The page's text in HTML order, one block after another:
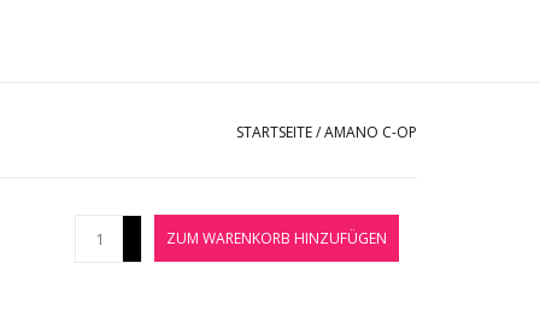
STARTSEITE/AMANO C-OP
ZUM WARENKORB HINZUFÜGEN